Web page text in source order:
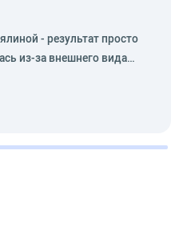
в родильном доме
ГКБ им. Юдина и
государственной
- результат просто
из-за внешнего вида…